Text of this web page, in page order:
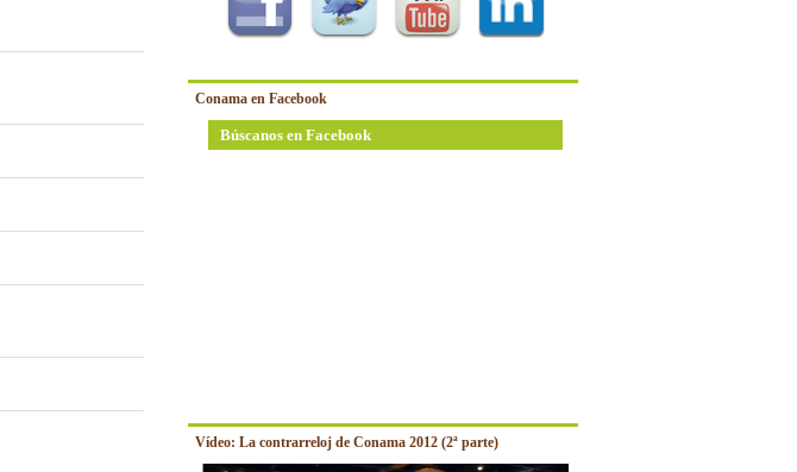
Conama en Facebook
Búscanos en Facebook
Vídeo: La contrarreloj de Conama 2012 (2ª parte)